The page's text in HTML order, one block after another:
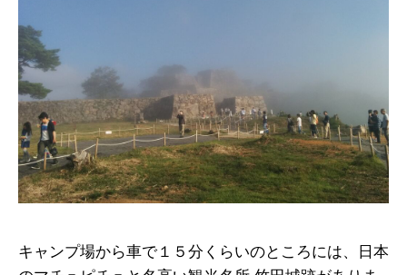
キャンプ場から車で１５分くらいのところには、日本